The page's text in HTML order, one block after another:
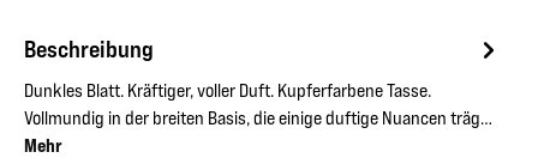
Beschreibung
Dunkles Blatt. Kräftiger, voller Duft. Kupferfarbene Tasse.
Vollmundig in der breiten Basis, die einige duftige Nuancen träg…
Mehr